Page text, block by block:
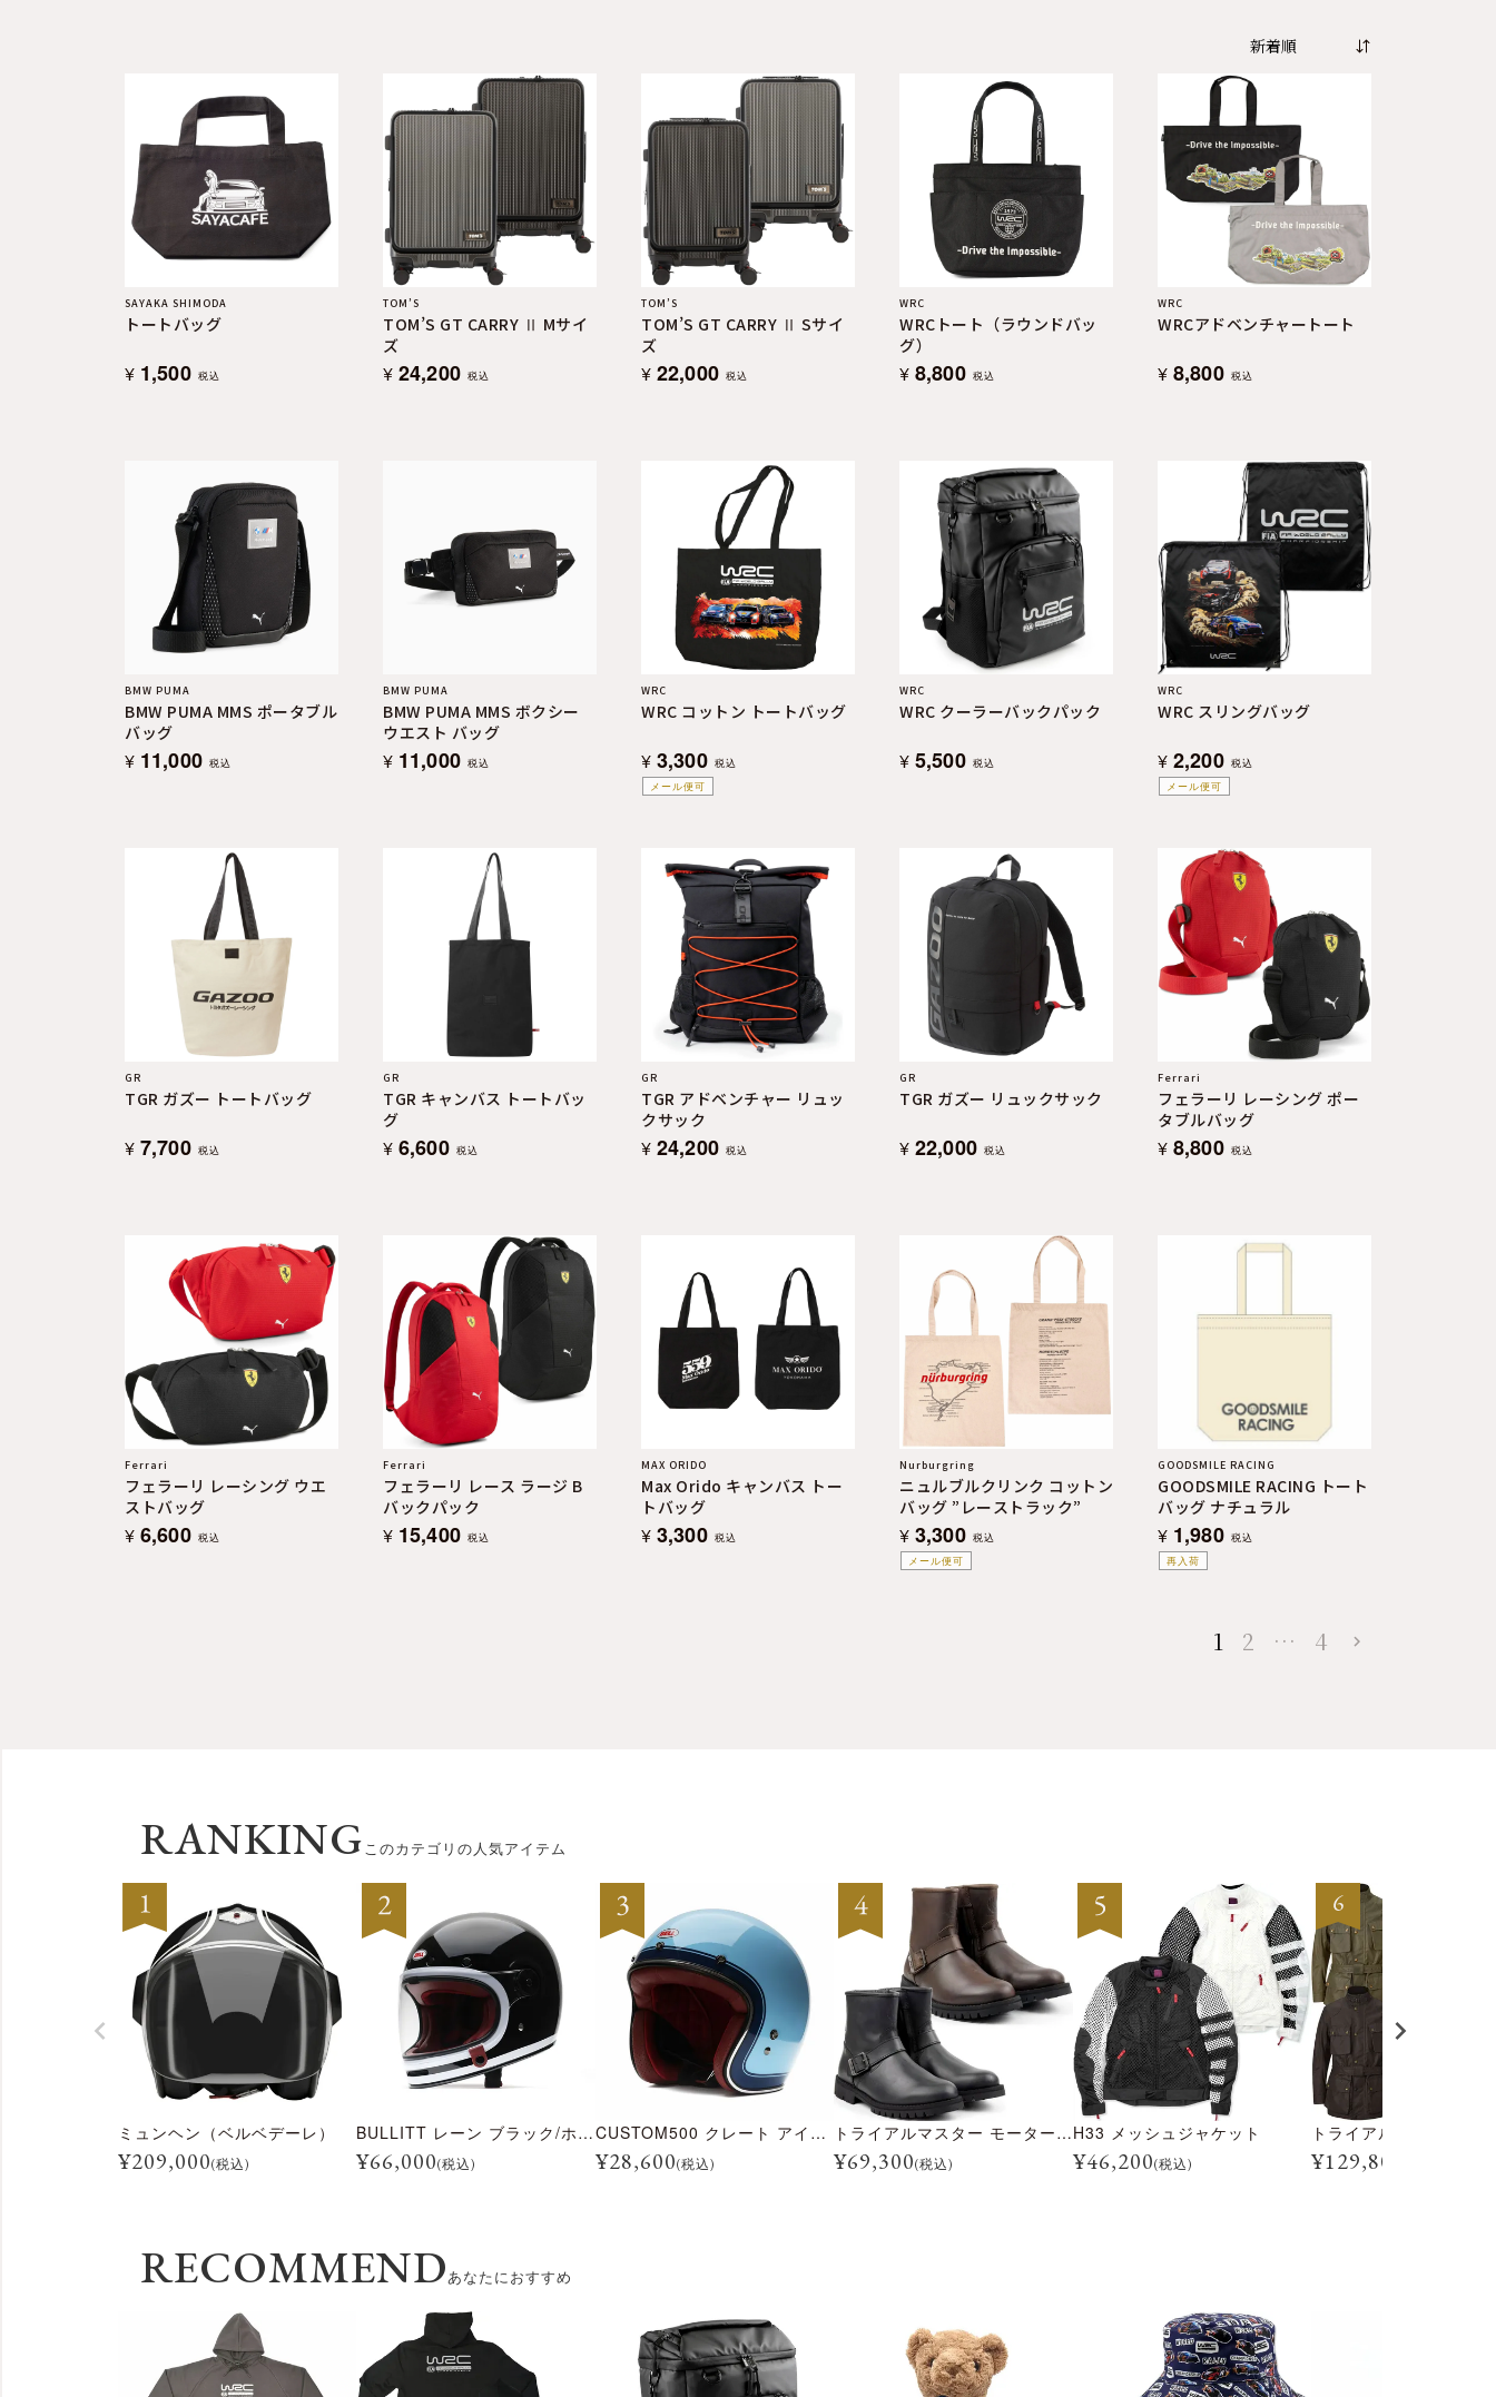
SAYAKA SHIMODA
トートバッグ
¥ 1,500 税込
TOM’S
TOM’S GT CARRY Ⅱ Mサイ
ズ
¥ 24,200 税込
TOM’S
TOM’S GT CARRY Ⅱ Sサイ
ズ
¥ 22,000 税込
WRC
WRCトート（ラウンドバッ
グ）
¥ 8,800 税込
WRC
WRCアドベンチャートート
¥ 8,800 税込
BMW PUMA
BMW PUMA MMS ポータブル
バッグ
¥ 11,000 税込
BMW PUMA
BMW PUMA MMS ボクシー
ウエスト バッグ
¥ 11,000 税込
メール便可
WRC
WRC コットン トートバッグ
¥ 3,300 税込
WRC
WRC クーラーバックパック
¥ 5,500 税込
メール便可
WRC
WRC スリングバッグ
¥ 2,200 税込
GR
TGR ガズー トートバッグ
¥ 7,700 税込
GR
TGR キャンバス トートバッ
グ
¥ 6,600 税込
GR
TGR アドベンチャー リュッ
クサック
¥ 24,200 税込
GR
TGR ガズー リュックサック
¥ 22,000 税込
Ferrari
フェラーリ レーシング ポー
タブルバッグ
¥ 8,800 税込
Ferrari
フェラーリ レーシング ウエ
ストバッグ
¥ 6,600 税込
Ferrari
フェラーリ レース ラージ B
バックパック
¥ 15,400 税込
MAX ORIDO
Max Orido キャンバス トー
トバッグ
¥ 3,300 税込
メール便可
Nurburgring
ニュルブルクリンク コットン
バッグ ”レーストラック”
¥ 3,300 税込
再入荷
GOODSMILE RACING
GOODSMILE RACING トート
バッグ ナチュラル
¥ 1,980 税込
1 2 … 4
RANKINGこのカテゴリの人気アイテム
ミュンヘン（ベルベデーレ）
¥209,000(税込)
BULLITT レーン ブラック/ホワイト
¥66,000(税込)
CUSTOM500 クレート アイスブルー
¥28,600(税込)
トライアルマスター モーターサイクル ブーツ
¥69,300(税込)
H33 メッシュジャケット
¥46,200(税込) ¥129,800
RECOMMENDあなたにおすすめ